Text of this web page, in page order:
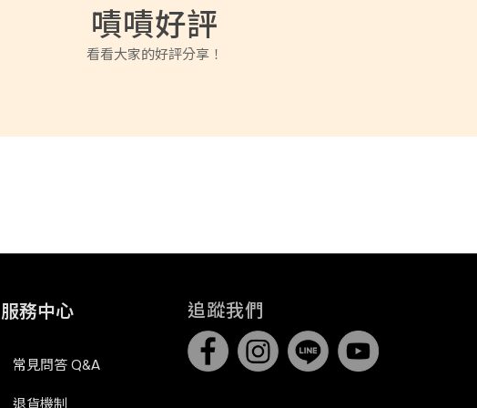
嘖嘖好評
看看大家的好評分享！
服務中心
常見問答 Q&A
退貨機制
追蹤我們